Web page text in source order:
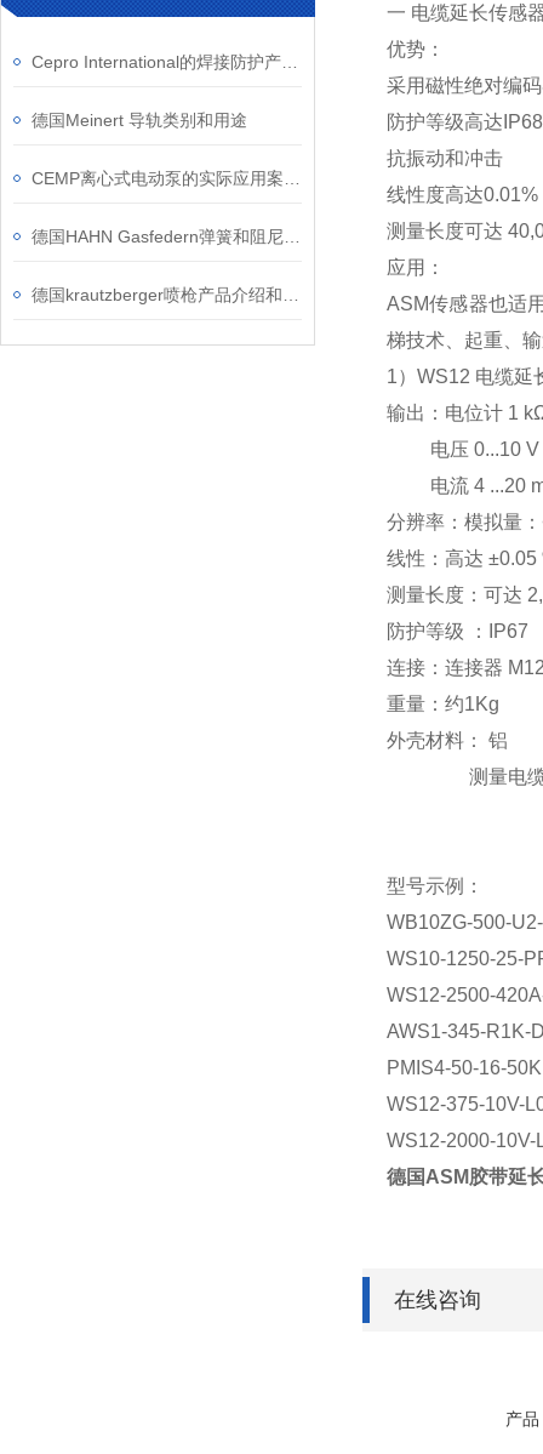
德国Meinert 导轨类别和用途
一 电缆延长传感
优势：
采用磁性绝对编
防护等级高达
抗振动和冲击
线性度高达0.01%
测量长度可达
应用：
ASM传感器也适
梯技术、起重、
1）WS12 电缆延
输出：电位计 1
电压 0...10 V
电流 4 ...20
分辨率：模拟量
线性： 高达 ±0.05
测量长度：可达
防护等级 ：IP67
连接： 连接器
重量： 约1Kg
外壳材料： 铝
测量电缆
型号示例：
WB10ZG-500-
WS10-1250-25-
WS12-2500-
AWS1-345-R1K-
PMIS4-50-16-
WS12-375-10V-
WS12-2000-10V-
德国ASM胶带延
在线咨询
产品